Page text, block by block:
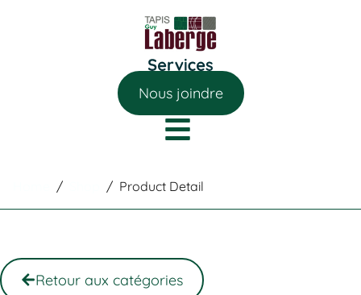
Nous joindre
/ / Product Detail
Retour aux catégories